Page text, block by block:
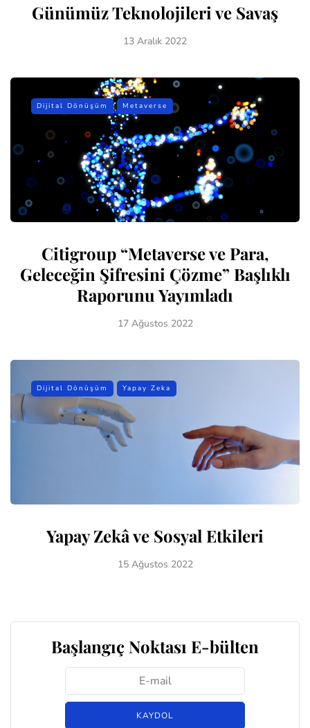
Günümüz Teknolojileri ve Savaş
13 Aralık 2022
Dijital Dönüşüm Metaverse
Citigroup “Metaverse ve Para,
Geleceğin Şifresini Çözme” Başlıklı
Raporunu Yayımladı
17 Ağustos 2022
Dijital Dönüşüm Yapay Zeka
Yapay Zekâ ve Sosyal Etkileri
15 Ağustos 2022
Başlangıç Noktası E-bülten